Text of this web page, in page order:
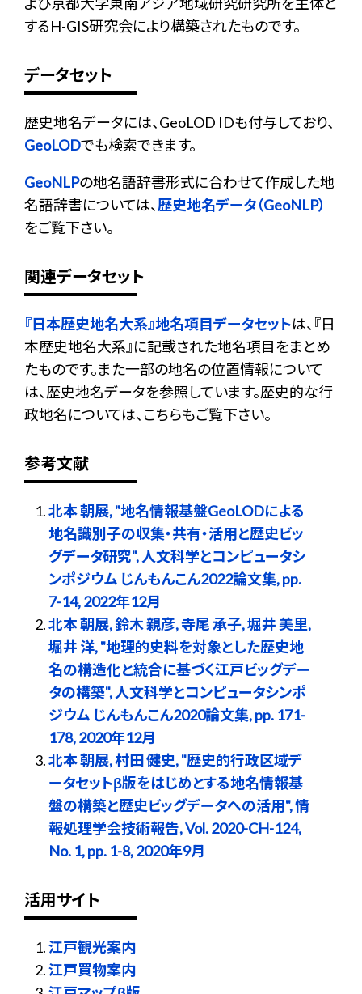
するH-GIS研究会により構築されたものです。
データセット
歴史地名データには、GeoLOD IDも付与しており、
GeoLODでも検索できます。
GeoNLPの地名語辞書形式に合わせて作成した地
名語辞書については、歴史地名データ（GeoNLP）
をご覧下さい。
関連データセット
『日本歴史地名大系』地名項目データセットは、『日
本歴史地名大系』に記載された地名項目をまとめ
たものです。また一部の地名の位置情報について
は、歴史地名データを参照しています。歴史的な行
政地名については、こちらもご覧下さい。
参考文献
北本 朝展, "地名情報基盤GeoLODによる
地名識別子の収集・共有・活用と歴史ビッ
グデータ研究", 人文科学とコンピュータシ
ンポジウム じんもんこん2022論文集, pp.
7-14, 2022年12月
北本 朝展, 鈴木 親彦, 寺尾 承子, 堀井 美里,
堀井 洋, "地理的史料を対象とした歴史地
名の構造化と統合に基づく江戸ビッグデー
タの構築", 人文科学とコンピュータシンポ
ジウム じんもんこん2020論文集, pp. 171-
178, 2020年12月
北本 朝展, 村田 健史, "歴史的行政区域デ
ータセットβ版をはじめとする地名情報基
盤の構築と歴史ビッグデータへの活用", 情
報処理学会技術報告, Vol. 2020-CH-124,
No. 1, pp. 1-8, 2020年9月
活用サイト
江戸観光案内
江戸買物案内